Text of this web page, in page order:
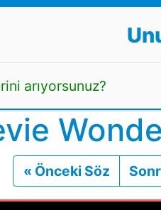
arıyorsunuz?
« Önceki Söz Önceki